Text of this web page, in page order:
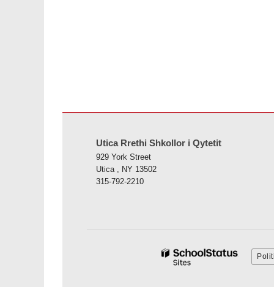
Utica Rrethi Shkollor i Qytetit
929 York Street
Utica , NY 13502
315-792-2210